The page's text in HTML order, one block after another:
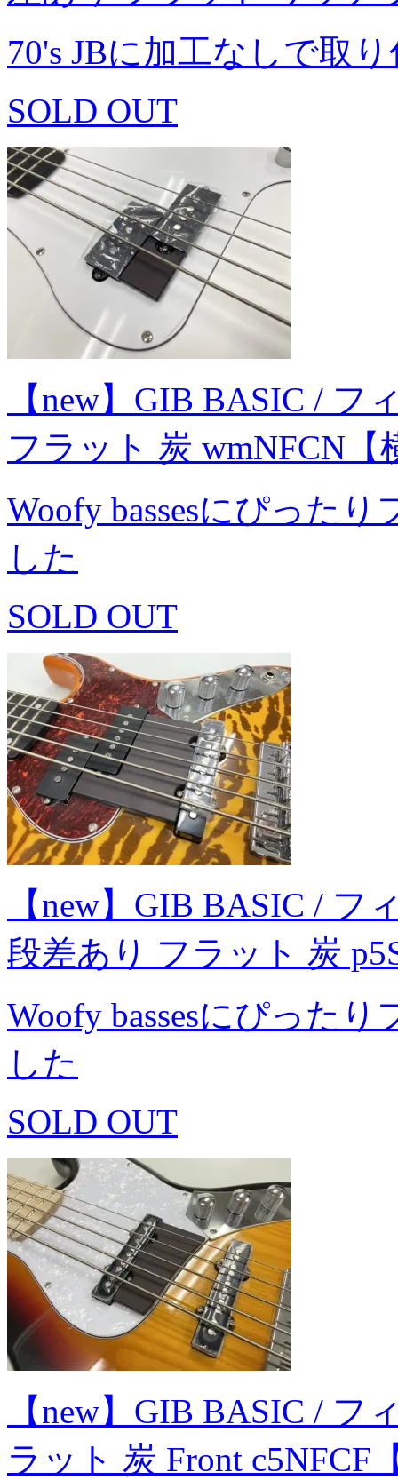
70's JBに加工なしで取
SOLD OUT
【new】GIB BASIC /
フラット 炭 wmNFCN【
Woofy bassesにぴった
した
SOLD OUT
【new】GIB BASIC / フ
段差あり フラット 炭
Woofy bassesにぴった
した
SOLD OUT
【new】GIB BASIC / フ
ラット 炭 Front c5NFCF